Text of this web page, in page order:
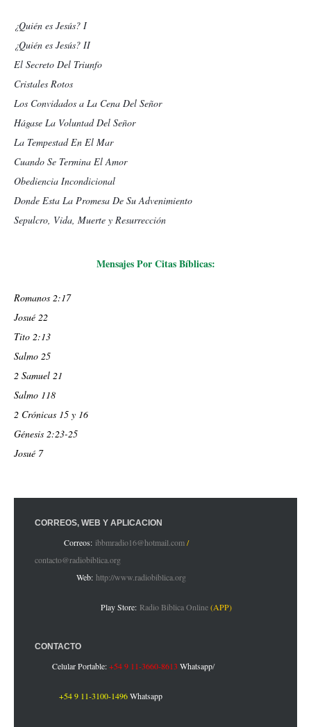
¿Quién es Jesús? I
¿Quién es Jesús? II
El Secreto Del Triunfo
Cristales Rotos
Los Convidados a La Cena Del Señor
Hágase La Voluntad Del Señor
La Tempestad En El Mar
Cuando Se Termina El Amor
Obediencia Incondicional
Donde Esta La Promesa De Su Advenimiento
Sepulcro, Vida, Muerte y Resurrección
Mensajes Por Citas Bíblicas:
Romanos 2:17
Josué 22
Tito 2:13
Salmo 25
2 Samuel 21
Salmo 118
2 Crónicas 15 y 16
Génesis 2:23-25
Josué 7
CORREOS, WEB Y APLICACIÓN
Correos: ibbmradio16@hotmail.com/
contacto@radiobiblica.org
Web: http://www.radiobiblica.org
Play Store: Radio Biblica Online(APP)
CONTACTO
Celular Portable:+54 9 11-3660-8613 Whatsapp/
+54 9 11-3100-1496Whatsapp